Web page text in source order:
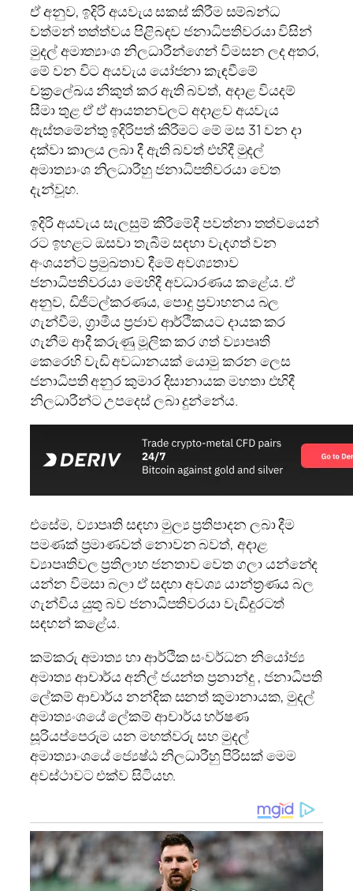
ඒ අනුව, ඉදිරි අයවැය සකස් කිරීම සම්බන්ධ
වත්මන් තත්ත්වය පිළිබඳව ජනාධිපතිවරයා විසින්
මුදල් අමාත්‍යාංශ නිලධාරීන්ගෙන් විමසන ලද අතර,
මේ වන විට අයවැය යෝජනා කැඳවීමේ
චක්‍රලේඛය නිකුත් කර ඇති බවත්, අදාළ වියදම්
සීමා තුළ ඒ ඒ ආයතනවලට අදාළව අයවැය
ඇස්තමේන්තු ඉදිරිපත් කිරීමට මේ මස 31 වන දා
දක්වා කාලය ලබා දී ඇති බවත් එහිදී මුදල්
අමාත්‍යාංශ නිලධාරීහු ජනාධිපතිවරයා වෙත
දැන්වූහ.
ඉදිරි අයවැය සැලසුම් කිරීමේදී පවත්නා තත්වයෙන්
රට ඉහළට ඔසවා තැබීම සඳහා වැදගත් වන
අංශයන්ට ප්‍රමුඛතාව දීමේ අවශ්‍යතාව
ජනාධිපතිවරයා මෙහිදී අවධාරණය කළේය. ඒ
අනුව, ඩිජිටල්කරණය, පොදු ප්‍රවාහනය බල
ගැන්වීම, ග්‍රාමීය ප්‍රජාව ආර්ථිකයට දායක කර
ගැනීම ආදී කරුණු මූලික කර ගත් ව්‍යාපෘති
කෙරෙහි වැඩි අවධානයක් යොමු කරන ලෙස
ජනාධිපති අනුර කුමාර දිසානායක මහතා එහිදී
නිලධාරීන්ට උපදෙස් ලබා දුන්නේය.
එසේම, ව්‍යාපෘති සඳහා මුල්‍ය ප්‍රතිපාදන ලබා දීම
පමණක් ප්‍රමාණවත් නොවන බවත්, අදාළ
ව්‍යාපෘතිවල ප්‍රතිලාභ ජනතාව වෙත ගලා යන්නේද
යන්න විමසා බලා ඒ සදහා අවශ්‍ය යාන්ත්‍රණය බල
ගැන්විය යුතු බව ජනාධිපතිවරයා වැඩිදුරටත්
සඳහන් කළේය.
කම්කරු අමාත්‍ය හා ආර්ථික සංවර්ධන නියෝජ්‍ය
අමාත්‍ය ආචාර්ය අනිල් ජයන්ත ප්‍රනාන්දු , ජනාධිපති
ලේකම් ආචාර්ය නන්දික සනත් කුමානායක, මුදල්
අමාත්‍යංශයේ ලේකම් ආචාර්ය හර්ෂණ
සූරියප්පෙරුම යන මහත්වරු සහ මුදල්
අමාත්‍යාංශයේ ජ්‍යෙෂ්ඨ නිලධාරීහු පිරිසක් මෙම
අවස්ථාවට එක්ව සිටියහ.